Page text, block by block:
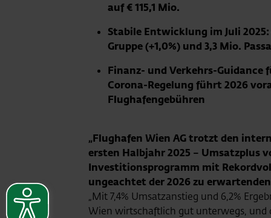
auf € 115,1 Mio.
Stabile Entwicklung im Juli
Gruppe (+1,0%) und 3,3 Mio.
Finanz- und Verkehrs-Guidance
Corona-Regelung führt 2026
Flughafengebühren
„Flughafen Wien AG trotzt den
ersten Halbjahr 2025 – Umsatzplus
Investitionsprogramm mit
ungeachtet der 2026 zu
„Mit 7,4% Umsatzanstieg und 6,2%
Wien wirtschaftlich gut unterwegs, und